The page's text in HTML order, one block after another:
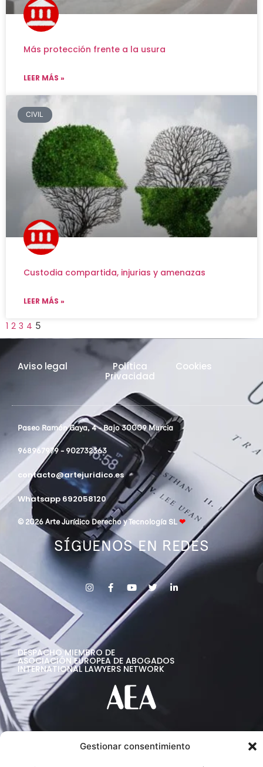
Gestionar consentimiento
Más protección frente a la usura
LEER MÁS »
CIVIL
Custodia compartida, injurias y amenazas
LEER MÁS »
1 2 3 4 5
Aviso legal
Política
Privacidad
Cookies
Paseo Ramón Gaya, 4 - Bajo 30009 Murcia
968967979 - 902732363
contacto@artejuridico.es
Whatsapp 692058120
© 2026 Arte Jurídico Derecho y Tecnología SL ❤
SÍGUENOS EN REDES
DESPACHO MIEMBRO DE
ASOCIACIÓN EUROPEA DE ABOGADOS
INTERNATIONAL LAWYERS NETWORK